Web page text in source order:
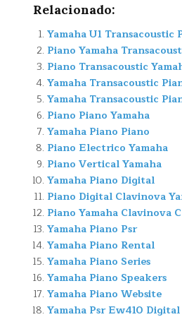
Relacionado:
Yamaha U1 Transacoustic
Piano Yamaha
Piano Transacoustic
Yamaha Transacoustic
Yamaha Transacoustic
Piano Piano Yamaha
Yamaha Piano Piano
Piano Electrico Yamaha
Piano Vertical Yamaha
Yamaha Piano Digital
Piano Digital Clavinova
Piano Yamaha Clavinova
Yamaha Piano Psr
Yamaha Piano Rental
Yamaha Piano Series
Yamaha Piano Speakers
Yamaha Piano Website
Yamaha Psr Ew410